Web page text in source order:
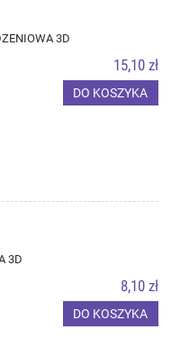
3D
15,10 zł
DO KOSZYKA
3D
8,10 zł
DO KOSZYKA